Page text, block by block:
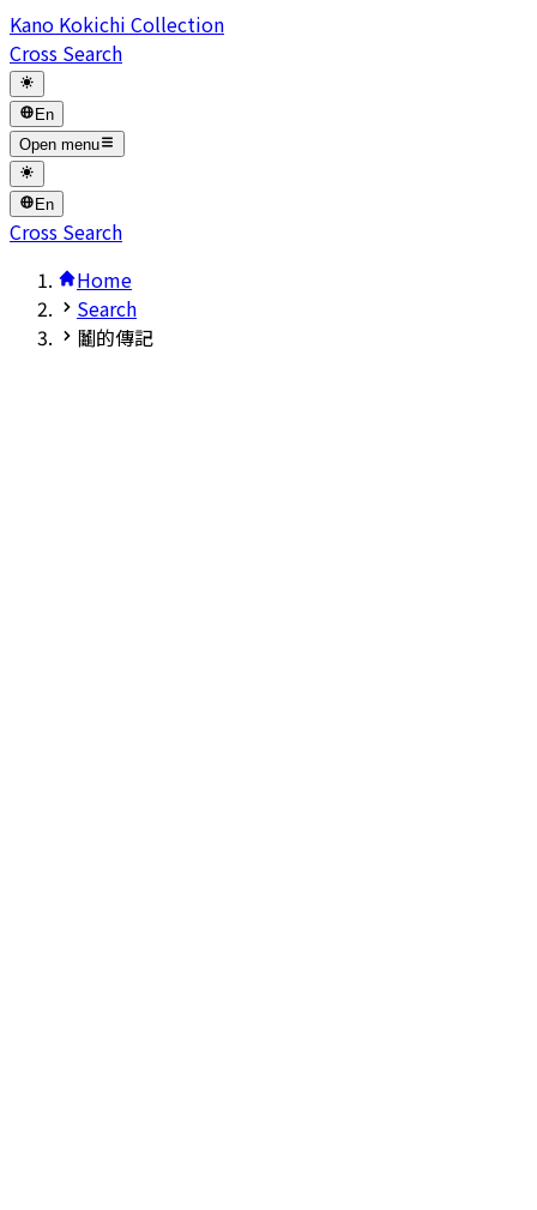
Kano Kokichi Collection
Cross Search
En
Open menu
En
Cross Search
Home
Search
鬮的傳記